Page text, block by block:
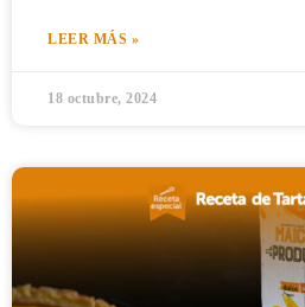
LEER MÁS »
18 octubre, 2024